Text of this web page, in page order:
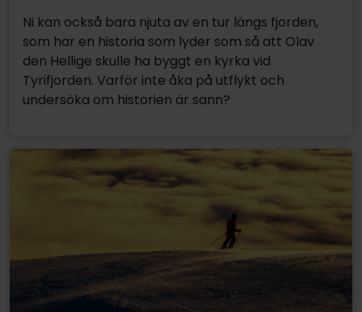
Ni kan också bara njuta av en tur längs fjorden,
som har en historia som lyder som så att Olav
den Hellige skulle ha byggt en kyrka vid
Tyrifjorden. Varför inte åka på utflykt och
undersöka om historien är sann?